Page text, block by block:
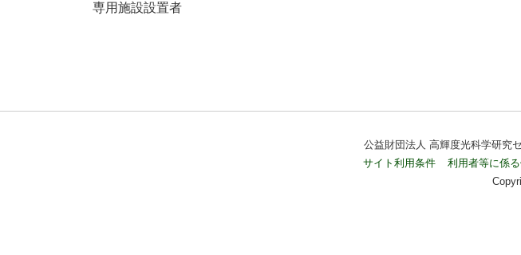
専用施設設置者
公益財団法人 高輝度光科学研究
サイト利用条件
利用者等に係